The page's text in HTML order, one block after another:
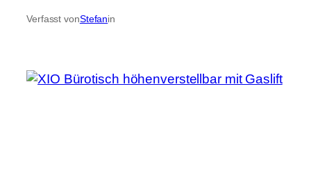
Verfasst vonStefanin